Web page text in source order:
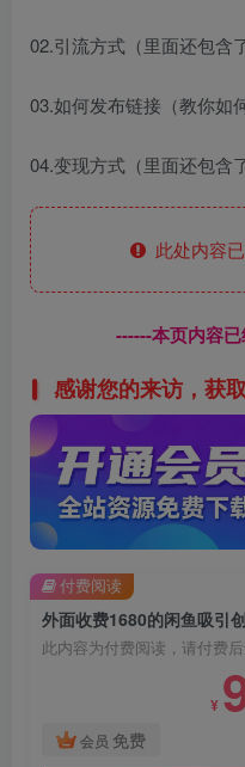
02.引流方式（里面还包含
03.如何发布链接（教你如
04.变现方式（里面还包含
此处内容已
------本页内容
感谢您的来访，获
此内容为付费阅读，请付费
¥
会员 免费
付费阅读